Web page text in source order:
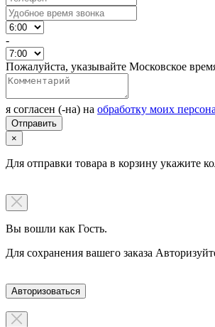
-
Пожалуйста, указывайте Московское
я согласен (-на) на обработку моих
×
Для отправки товара в корзину укажите
Вы вошли как Гость.
Для сохранения вашего заказа
Авторизоваться